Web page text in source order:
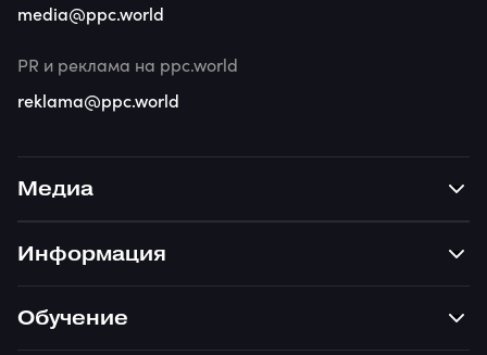
Медиа
Информация
Обучение
media@ppc.world
PR и реклама на ppc.world
reklama@ppc.world